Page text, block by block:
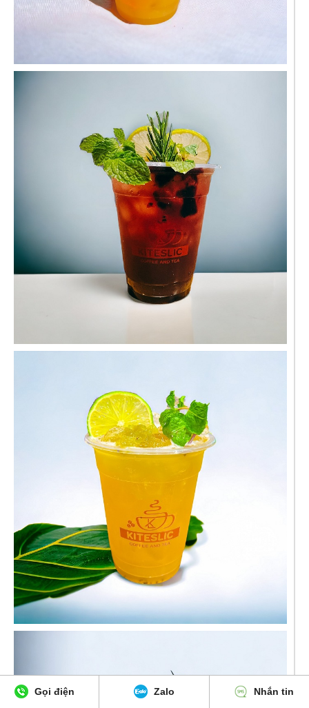
Gọi điện Zalo Nhắn tin